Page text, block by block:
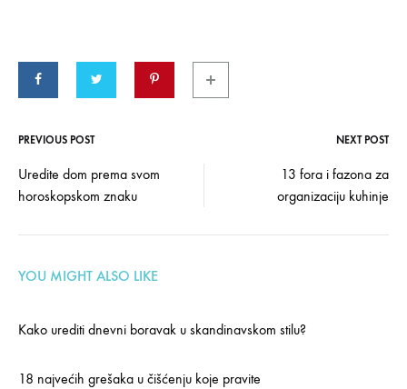
Post
navigation
PREVIOUS POST NEXT POST
Uredite dom prema svom
horoskopskom znaku
13 fora i fazona za
organizaciju kuhinje
YOU MIGHT ALSO LIKE
Kako urediti dnevni boravak u skandinavskom stilu?
18 najvećih grešaka u čišćenju koje pravite